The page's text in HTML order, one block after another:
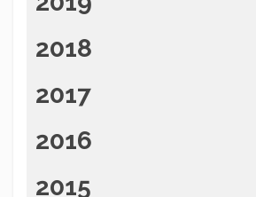
2018
2017
2016
2015